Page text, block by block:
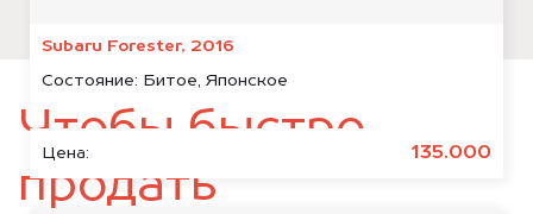
Subaru Forester, 2016
Состояние: Битое, Японское
Цена: 135.000
Чтобы быстро
продать